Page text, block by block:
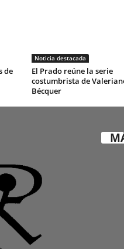
de
Noticia destacada
El Prado reúne la serie
costumbrista de
Bécquer